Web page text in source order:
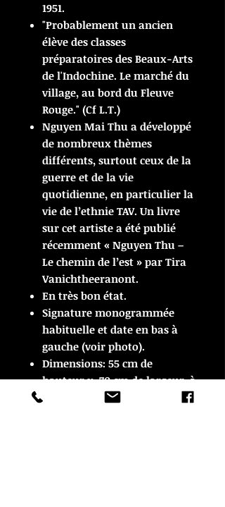
1951.
"Probablement un ancien
élève des classes
préparatoires des Beaux-Arts
de l'Indochine. Le marché du
village, au bord du Fleuve
Rouge." (Cf L.T.)
Nguyen Mai Thu a développé
de nombreux thèmes
différents, surtout ceux de la
guerre et de la vie
quotidienne, en particulier la
vie de l’ethnie TAV. Un livre
sur cet artiste a été publié
récemment « Nguyen Thu –
Le chemin de l’est » par Tira
Vanichtheeranont.
En très bon état.
Signature monogrammée
habituelle et date en bas à
gauche (voir photo).
Dimensions: 55 cm de
hauteur x 70 cm de largeur, à
vue.